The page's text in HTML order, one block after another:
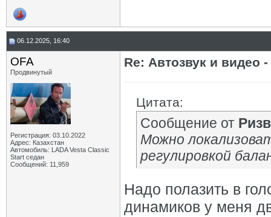
06.12.2025, 16:40
OFA
Продвинутый
Регистрация: 03.10.2022
Адрес: Казахстан
Автомобиль: LADA Vesta Classic
Start седан
Сообщений: 11,959
Re: Автозвук и видео -
Цитата:
Сообщение от
Можно
регулировкой
Надо полазить в
динамиков у меня